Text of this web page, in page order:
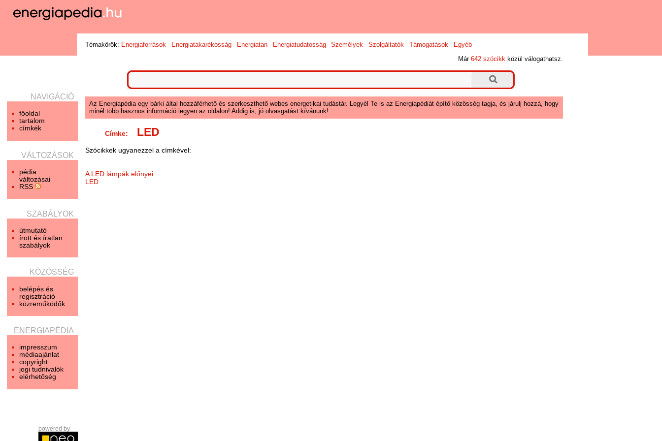
NAVIGÁCIÓ
főoldal
tartalom
címkék
VÁLTOZÁSOK
pédia
változásai
RSS
SZABÁLYOK
útmutató
írott és íratlan
szabályok
KÖZÖSSÉG
belépés és
regisztráció
közreműködők
ENERGIAPÉDIA
impresszum
médiaajánlat
copyright
jogi tudnivalók
elérhetőség
powered by
Témakörök: Energiaforrások Energiatakarékosság Energiatan Energiatudatosság Személyek Szolgáltatók Támogatások
Egyéb
Már642 szócikk közül válogathatsz.
Az Energiapédia egy bárki által hozzáférhető és szerkeszthető webes energetikai tudástár. Legyél Te is az Energiapédiát építő közösség tagja, és járulj hozzá, hogy
minél több hasznos információ legyen az oldalon! Addig is, jó olvasgatást kívánunk!
Címke: LED
Szócikkek ugyanezzel a címkével:
A LED lámpák előnyei
LED